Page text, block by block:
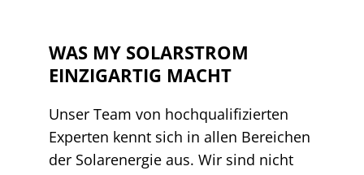
WAS MY SOLARSTROM
EINZIGARTIG MACHT
Unser Team von hochqualifizierten
Experten kennt sich in allen Bereichen
der Solarenergie aus. Wir sind nicht